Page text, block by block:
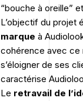
“bouche à oreille”
L’objectif du projet
marque à
cohérence avec ce
s’éloigner de ses
caractérise
Le retravail de